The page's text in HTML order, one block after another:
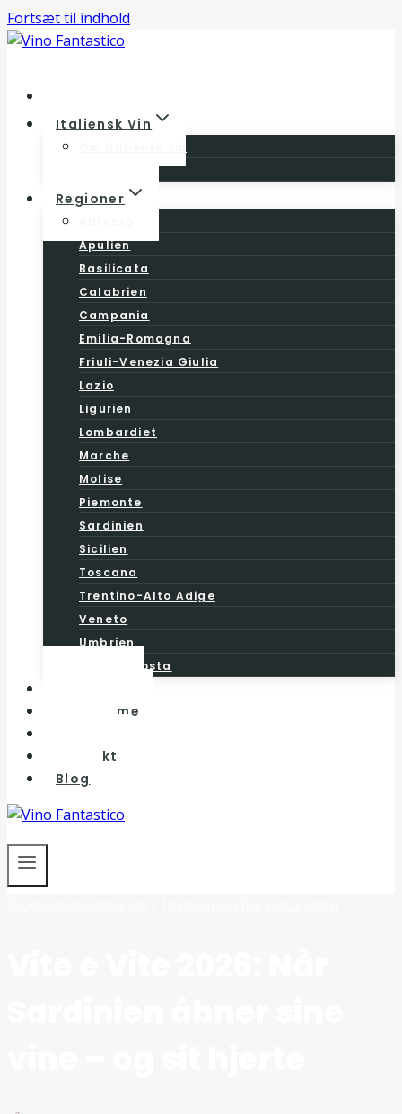
Fortsæt til indhold
Italiensk Vin
Regioner
Apulien
Basilicata
Calabrien
Campania
Emilia-Romagna
Friuli-Venezia Giulia
Lazio
Ligurien
Lombardiet
Marche
Molise
Piemonte
Sardinien
Sicilien
Toscana
Trentino-Alto Adige
Veneto
Umbrien
Valle d’Aosta
Vinturisme
Kontakt
Blog